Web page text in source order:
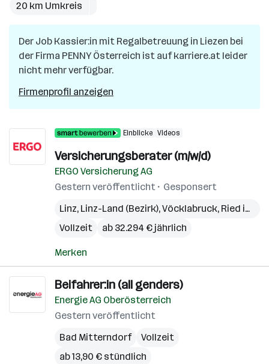
20 km Umkreis
Der Job Kassier:in mit Regalbetreuung in Liezen bei
der Firma PENNY Österreich ist auf karriere.at leider
nicht mehr verfügbar.
Firmenprofil anzeigen
Einblicke Videos
Versicherungsberater (m/w/d)
ERGO Versicherung AG
Gestern veröffentlicht
Gesponsert
Linz, Linz-Land (Bezirk),Vöcklabruck, Ried im Innkreis
Vollzeit
ab 32.294 € jährlich
Merken
Beifahrer:in (all genders)
Energie AG Oberösterreich
Gestern veröffentlicht
Bad Mitterndorf
Vollzeit
ab 13,90 € stündlich